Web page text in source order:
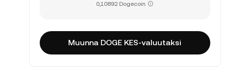
0,10892 Dogecoin
Muunna DOGE KES-valuutaksi